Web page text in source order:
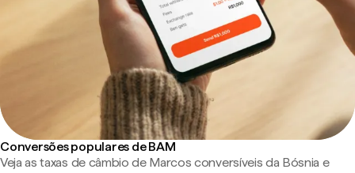
Conversões populares de BAM
Veja as taxas de câmbio de Marcos conversíveis da Bósnia e